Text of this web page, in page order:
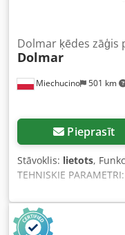
Miechucino 501 km
Dolmar ķēdes zāģis
Dolmar
Pieprasīt
Stāvoklis: lietots,
TEHNISKIE
garums: 1700 mm -
Mobila konstrukcija -
Svars: 200 kg